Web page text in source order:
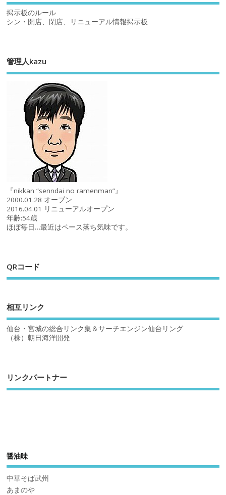
掲示板のルール
シン・開店、閉店、リニューアル情報掲示板
管理人kazu
『nikkan “senndai no ramenman”』
2000.01.28 オープン
2016.04.01 リニューアルオープン
年齢:54歳
ほぼ毎日…最近はペース落ち気味です。
QRコード
相互リンク
仙台・宮城の総合リンク集＆サーチエンジン仙台リング
（株）朝日海洋開発
リンクパートナー
醤油味
中華そば武州
あまのや